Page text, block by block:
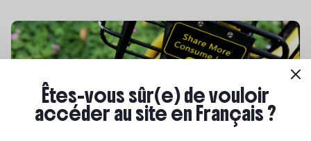
Êtes-vous sûr(e) de vouloir
accéder au site en Français ?